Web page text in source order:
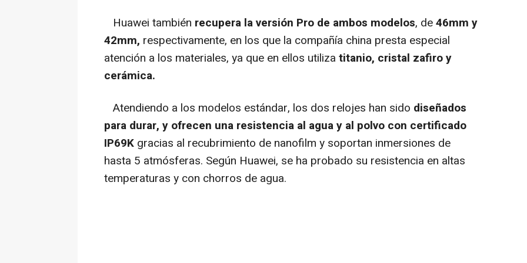
Huawei también recupera la versión Pro de ambos modelos, de46mm y
42mm, respectivamente, en los que la compañía china presta especial
atención a los materiales, ya que en ellos utiliza titanio, cristal zafiro y
cerámica.
Atendiendo a los modelos estándar, los dos relojes han sido diseñados
para durar, y ofrecen una resistencia al agua y al polvo con certificado
IP69K gracias al recubrimiento de nanofilm y soportan inmersiones de
hasta 5 atmósferas. Según Huawei, se ha probado su resistencia en altas
temperaturas y con chorros de agua.